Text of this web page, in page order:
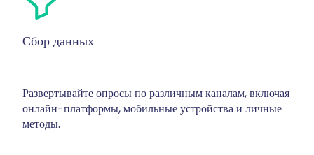
Сбор данных
Развертывайте опросы по различным каналам, включая
онлайн-платформы, мобильные устройства и личные
методы.